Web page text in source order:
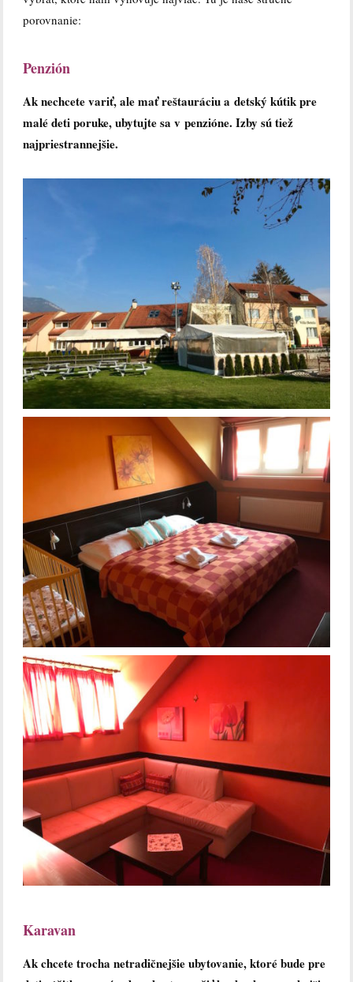
porovnanie:
Penzión
Ak nechcete variť, ale mať reštauráciu a detský kútik pre
malé deti poruke, ubytujte sa v penzióne. Izby sú tiež
najpriestrannejšie.
Karavan
Ak chcete trocha netradičnejšie ubytovanie, ktoré bude pre